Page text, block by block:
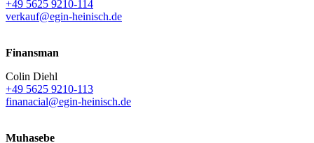
+49 5625 9210-114
verkauf@egin-heinisch.de
Finansman
Colin Diehl
+49 5625 9210-113
finanacial@egin-heinisch.de
Muhasebe